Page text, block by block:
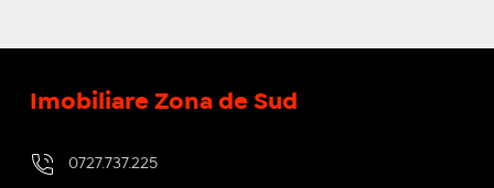
Imobiliare Zona de Sud
0727.737.225